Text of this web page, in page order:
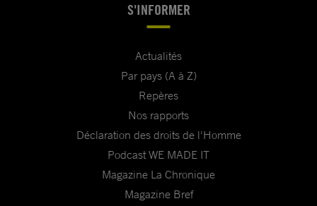
S'INFORMER
Actualités
Par pays (A à Z)
Repères
Nos rapports
Déclaration des droits de l'Homme
Podcast WE MADE IT
Magazine La Chronique
Magazine Bref